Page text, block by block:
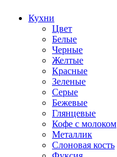
Кухни
Цвет
Белые
Черные
Желтые
Красные
Зеленые
Серые
Бежевые
Глянцевые
Кофе с молоком
Металлик
Слоновая кость